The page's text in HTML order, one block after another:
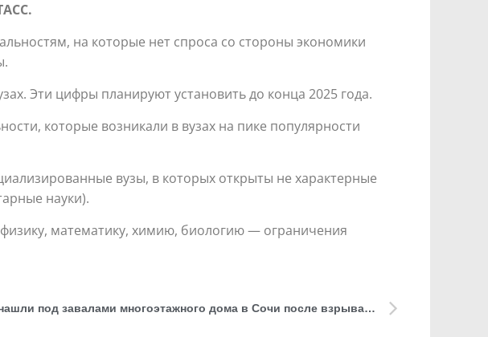
на которые нет спроса со стороны экономики
Эти цифры планируют установить до конца 2025 года.
которые возникали в вузах на пике популярности
вузы, в которых открыты не характерные
науки).
математику, химию, биологию — ограничения
Ребенка нашли под завалами многоэтажного дома в Сочи после взрыва газа